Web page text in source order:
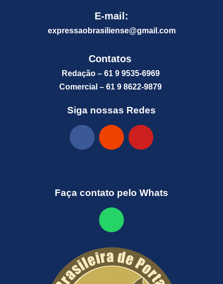
E-mail:
expressaobrasiliense@gmail.com
Contatos
Redação – 61 9 9535-6969
Comercial – 61 9 8622-9879
Siga nossas Redes
Faça contato pelo Whats